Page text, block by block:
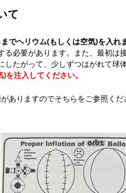
て
でヘリウム(もしくは空気)を入れ
る必要があります。また、最初は
したがって、少しずつはがれて球
を注入してください。
ありますのでそちらをご参照くだ